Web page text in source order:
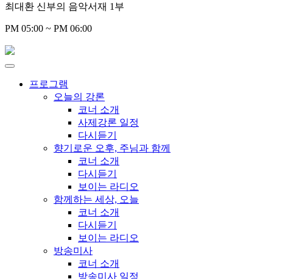
최대환 신부의 음악서재 1부
PM 05:00 ~ PM 06:00
프로그램
오늘의 강론
코너 소개
사제강론 일정
다시듣기
향기로운 오후, 주님과 함께
코너 소개
다시듣기
보이는 라디오
함께하는 세상, 오늘
코너 소개
다시듣기
보이는 라디오
방송미사
코너 소개
방송미사 일정